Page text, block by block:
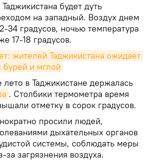
будет дуть
на западный. Воздух днем
34 градусов, ночью температура
17-18 градусов.
жителей Таджикистана ожидает
бурей и мглой
лето в Таджикистане держалась
. Столбики термометра время
отметку в сорок градусов.
просили людей,
дыхательных органов
системы, соблюдать меры
за загрязнения воздуха.